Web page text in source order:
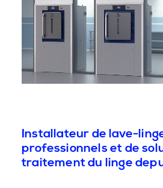
Installateur de lave-
professionnels et de
traitement du linge